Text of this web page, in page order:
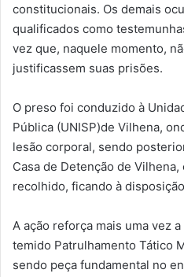
constitucionais. Os demais
qualificados como
vez que, naquele momento,
justificassem suas prisões.
O preso foi conduzido à
Pública (UNISP)de Vilhena,
lesão corporal, sendo
Casa de Detenção de
recolhido, ficando à
A ação reforça mais uma vez
temido Patrulhamento Tático
sendo peça fundamental no